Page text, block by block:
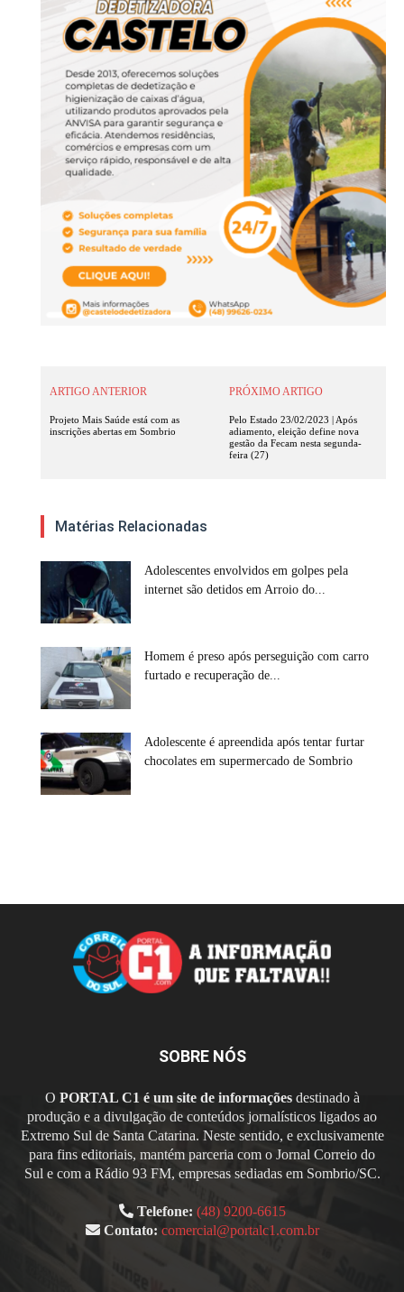
ARTIGO ANTERIOR
Projeto Mais Saúde está com as
inscrições abertas em Sombrio
PRÓXIMO ARTIGO
Pelo Estado 23/02/2023 | Após
adiamento, eleição define nova
gestão da Fecam nesta segunda-
feira (27)
Matérias Relacionadas
Adolescentes envolvidos em golpes pela
internet são detidos em Arroio do...
Homem é preso após perseguição com carro
furtado e recuperação de...
Adolescente é apreendida após tentar furtar
chocolates em supermercado de Sombrio
SOBRE NÓS
O PORTAL C1 é um site de informaçõesdestinado à
produção e a divulgação de conteúdos jornalísticos ligados ao
Extremo Sul de Santa Catarina. Neste sentido, e exclusivamente
para fins editoriais, mantém parceria com o Jornal Correio do
Sul e com a Rádio 93 FM, empresas sediadas em Sombrio/SC.
Telefone: (48) 9200-6615
Contato: comercial@portalc1.com.br